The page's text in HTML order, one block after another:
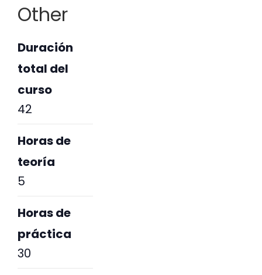
Other
Duración
total del
curso
42
Horas de
teoría
5
Horas de
práctica
30